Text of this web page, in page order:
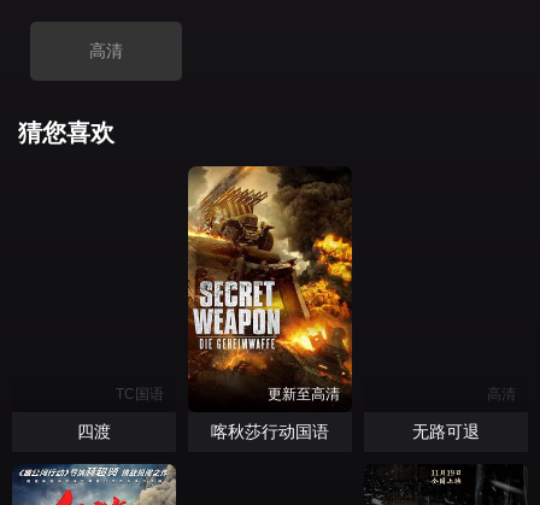
高清
猜您喜欢
TC国语
四渡
更新至高清
喀秋莎行动国语
高清
无路可退